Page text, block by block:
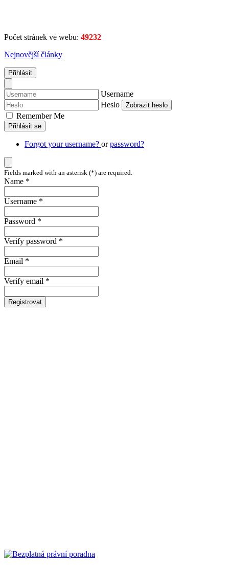
Počet stránek ve webu: 49232
Nejnovější články
Přihlásit
Username
Heslo
Zobrazit heslo
Remember Me
Přihlásit se
Forgot your username? orpassword?
Fields marked with an asterisk (*) are required.
Name *
Username *
Password *
Verify password *
Email *
Verify email *
Registrovat